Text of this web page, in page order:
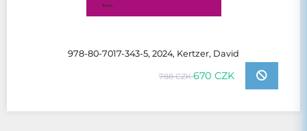
978-80-7017-343-5, 2024, Kertzer, David
788 CZK670 CZK